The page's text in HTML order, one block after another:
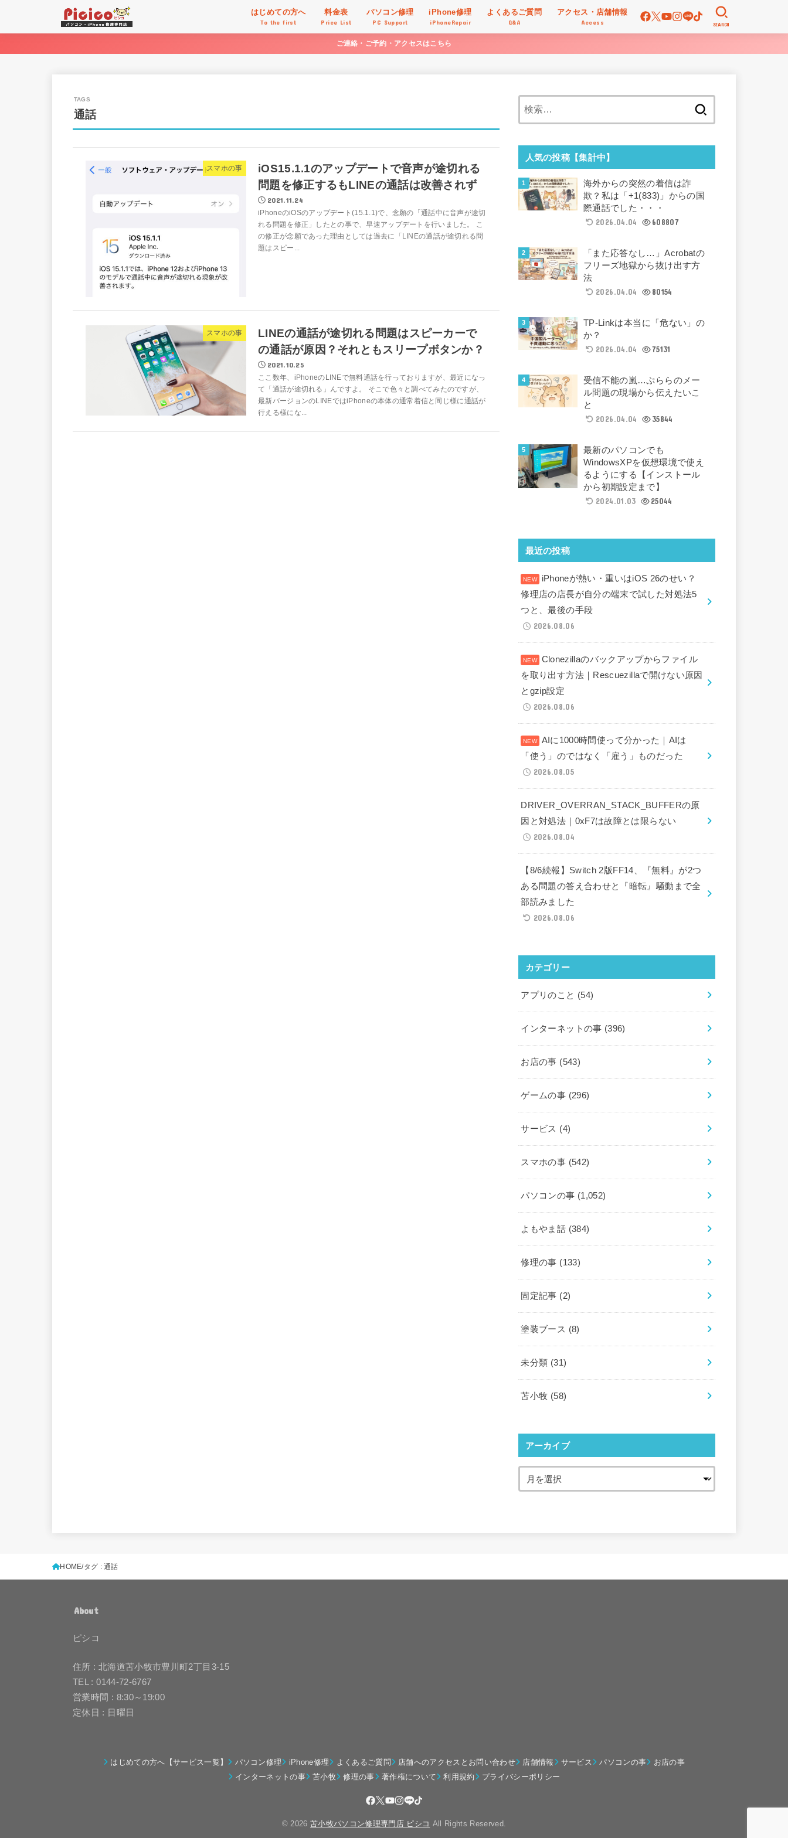
はじめての方へ
To the first
料金表
Price List
パソコン修理
PC Support
iPhone修理
iPhoneRepair
よくあるご質問
Q&A
アクセス・店舗情報
Access SEARCH
ご連絡・ご予約・アクセスはこちら
通話
スマホの事
iOS15.1.1のアップデートで音声が途切れる
問題を修正するもLINEの通話は改善されず
2021.11.24
iPhoneのiOSのアップデート(15.1.1)で、念願の「通話中に音声が途切
れる問題を修正」したとの事で、早速アップデートを行いました。 こ
の修正が念願であった理由としては過去に「LINEの通話が途切れる問
題はスピー...
スマホの事
LINEの通話が途切れる問題はスピーカーで
の通話が原因？それともスリープボタンか？
2021.10.25
ここ数年、iPhoneのLINEで無料通話を行っておりますが、最近になっ
て「通話が途切れる」んですよ。 そこで色々と調べてみたのですが、
最新バージョンのLINEではiPhoneの本体の通常着信と同じ様に通話が
行える様にな...
人気の投稿【集計中】
海外からの突然の着信は詐
欺？私は「+1(833)」からの国
際通話でした・・・
2026.04.04
608807
「また応答なし…」Acrobatの
フリーズ地獄から抜け出す方
法
2026.04.04
80154
TP-Linkは本当に「危ない」の
か？
2026.04.04
75131
受信不能の嵐…ぷららのメー
ル問題の現場から伝えたいこ
と
2026.04.04
35844
最新のパソコンでも
WindowsXPを仮想環境で使え
るようにする【インストール
から初期設定まで】
2024.01.03
25044
最近の投稿
iPhoneが熱い・重いはiOS 26のせい？
修理店の店長が自分の端末で試した対処法5
つと、最後の手段
2026.08.06
Clonezillaのバックアップからファイル
を取り出す方法｜Rescuezillaで開けない原因
とgzip設定
2026.08.06
AIに1000時間使って分かった｜AIは
「使う」のではなく「雇う」ものだった
2026.08.05
DRIVER_OVERRAN_STACK_BUFFERの原
因と対処法｜0xF7は故障とは限らない
2026.08.04
【8/6続報】Switch 2版FF14、『無料』が2つ
ある問題の答え合わせと『暗転』騒動まで全
部読みました
2026.08.06
カテゴリー
アプリのこと (54)
インターネットの事 (396)
お店の事 (543)
ゲームの事 (296)
サービス (4)
スマホの事 (542)
パソコンの事 (1,052)
よもやま話 (384)
修理の事 (133)
固定記事 (2)
塗装ブース (8)
未分類 (31)
苫小牧 (58)
アーカイブ
HOME タグ : 通話
About
ピシコ
住所 : 北海道苫小牧市豊川町2丁目3-15
TEL : 0144-72-6767
営業時間 : 8:30～19:00
定休日 : 日曜日
はじめての方へ【サービス一覧】 パソコン修理 iPhone修理 よくあるご質問 店舗へのアクセスとお問い合わせ 店舗情報 サービス パソコンの事
お店の事
インターネットの事
苫小牧 修理の事 著作権について 利用規約 プライバシーポリシー
© 2026苫小牧パソコン修理専門店 ピシコ All Rights Reserved.